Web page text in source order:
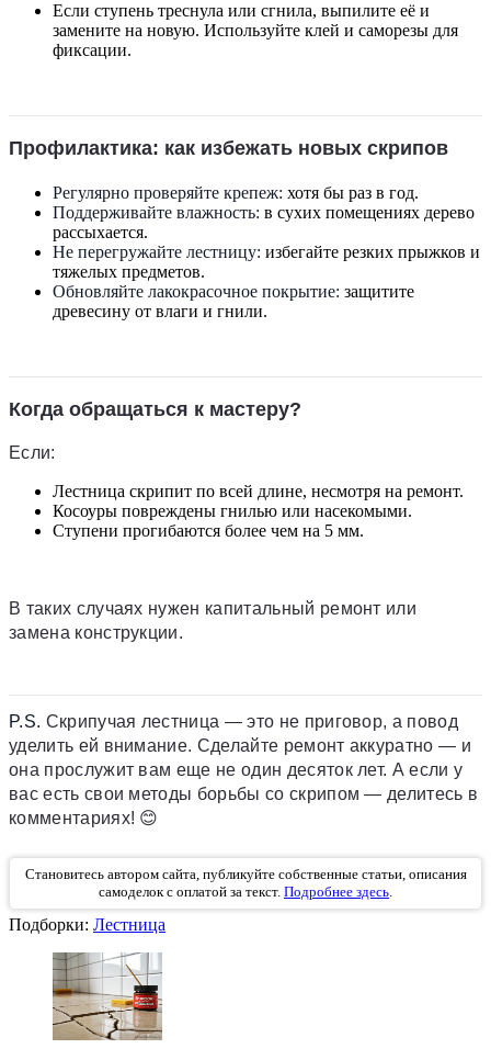
Если ступень треснула или сгнила, выпилите её и
замените на новую. Используйте клей и саморезы для
фиксации.
Профилактика: как избежать новых скрипов
Регулярно проверяйте крепеж: хотя бы раз в год.
Поддерживайте влажность: в сухих помещениях дерево
рассыхается.
Не перегружайте лестницу: избегайте резких прыжков и
тяжелых предметов.
Обновляйте лакокрасочное покрытие: защитите
древесину от влаги и гнили.
Когда обращаться к мастеру?
Если:
Лестница скрипит по всей длине, несмотря на ремонт.
Косоуры повреждены гнилью или насекомыми.
Ступени прогибаются более чем на 5 мм.
В таких случаях нужен капитальный ремонт или
замена конструкции.
P.S. Скрипучая лестница — это не приговор, а повод
уделить ей внимание. Сделайте ремонт аккуратно — и
она прослужит вам еще не один десяток лет. А если у
вас есть свои методы борьбы со скрипом — делитесь в
комментариях! 😊
Становитесь автором сайта, публикуйте собственные статьи, описания
самоделок с оплатой за текст. Подробнее здесь.
Подборки: Лестница